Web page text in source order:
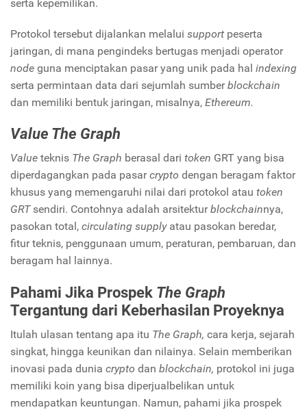
serta kepemilikan.
Protokol tersebut dijalankan melalui support peserta
jaringan, di mana pengindeks bertugas menjadi operator
node guna menciptakan pasar yang unik pada hal indexing
serta permintaan data dari sejumlah sumberblockchain
dan memiliki bentuk jaringan, misalnya, Ethereum.
Value The Graph
Value teknis The Graph berasal dari token GRT yang bisa
diperdagangkan pada pasarcrypto dengan beragam faktor
khusus yang memengaruhi nilai dari protokol atau token
GRT sendiri. Contohnya adalah arsitekturblockchainnya,
pasokan total, circulating supply atau pasokan beredar,
fitur teknis, penggunaan umum, peraturan, pembaruan, dan
beragam hal lainnya.
Pahami Jika Prospek The Graph
Tergantung dari Keberhasilan Proyeknya
Itulah ulasan tentang apa itu The Graph, cara kerja, sejarah
singkat, hingga keunikan dan nilainya. Selain memberikan
inovasi pada dunia crypto dan blockchain, protokol ini juga
memiliki koin yang bisa diperjualbelikan untuk
mendapatkan keuntungan. Namun, pahami jika prospek